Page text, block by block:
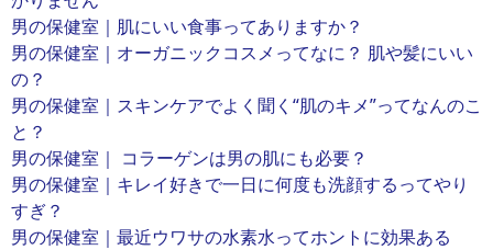
男の保健室｜肌にいい食事ってありますか？
男の保健室｜オーガニックコスメってなに？ 肌や髪にいい
の？
男の保健室｜スキンケアでよく聞く“肌のキメ”ってなんのこ
と？
男の保健室｜ コラーゲンは男の肌にも必要？
男の保健室｜キレイ好きで一日に何度も洗顔するってやり
すぎ？
男の保健室｜最近ウワサの水素水ってホントに効果ある